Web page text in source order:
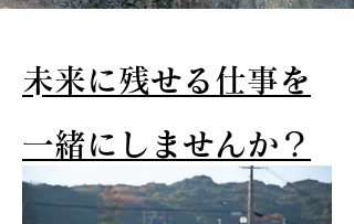
​未来に残せる仕事を
一緒にしませんか？